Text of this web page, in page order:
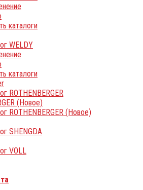
каталоги
WELDY
каталоги
ROTHENBERGER
(Новое)
ROTHENBERGER (Новое)
SHENGDA
VOLL